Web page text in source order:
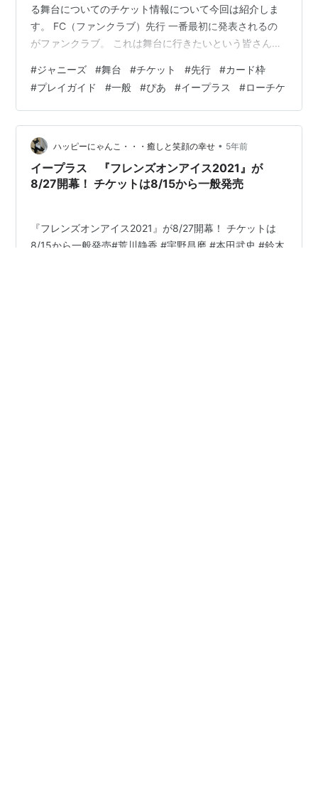
る舞台についてのチケット情報について今回は紹介しま
す。 FC（ファンクラブ）先行 一番最初に発表されるの
がファンクラブ。 これは舞台に行きたいという皆さん申
FC（ファンクラブ）枠 この作戦も使っている方が多いと
思います。 一時的に共演者のファンクラブに入会し、チ
ケットの先行発売に申し込みをするという方法です。 た
だファンクラブ会費を追加で払わないといけないのでそ
の点がデメリットですね。会費を払っても落選する場合
もあるので…。 …
#ジャニーズ #舞台 #チケット #先行 #カード枠
#プレイガイド #一般 #ぴあ #イープラス #ローチケ
ハッピーにゃんこ・・・癒しと笑顔の幸せ • 5年前
イープラス 『フレンズオンアイス2021』が
8/27開幕！ チケットは8/15から一般発売